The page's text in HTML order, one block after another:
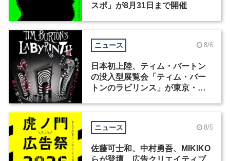
スポ」が8月31日まで開催
ニュース 8/6
日本初上陸、ティム・バートン
の没入型展覧会「ティム・バー
トンのラビリンス」が東京・豊
ニュース 8/5
佐藤可士和、中村勇吾、MIKIKO
らが登壇、広告クリエイティブ